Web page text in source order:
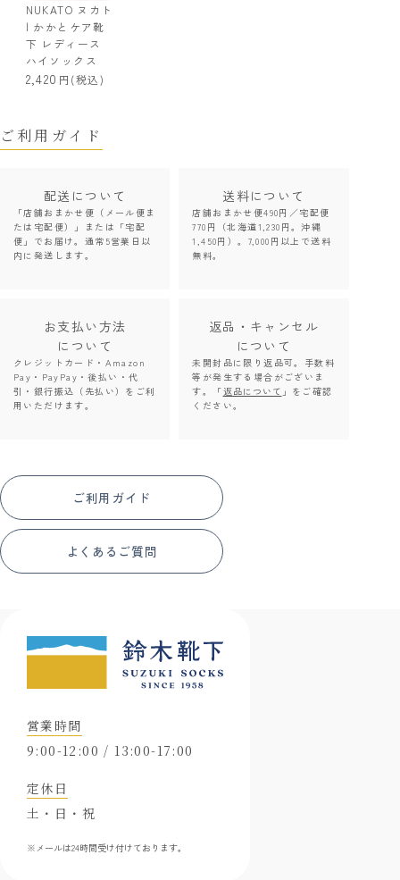
NUKATO ヌカト
| かかとケア靴
下 レディース
ハイソックス
2,420 (税込)
ご利用ガイド
配送について
「店舗おまかせ便（メール便ま
たは宅配便）」または「宅配
便」でお届け。通常5営業日以
内に発送します。
送料について
店舗おまかせ便490円／宅配便
770円（北海道1,230円。沖縄
1,450円）。7,000円以上で送料
無料。
お支払い方法
について
クレジットカード・Amazon
Pay・PayPay・後払い・代
引・銀行振込（先払い）をご利
用いただけます。
返品・キャンセル
について
未開封品に限り返品可。手数料
等が発生する場合がございま
す。「返品について 」をご確認
ください。
ご利用ガイド
よくあるご質問
営業時間
9:00-12:00 / 13:00-17:00
定休日
土・日・祝
※メールは24時間受け付けております。